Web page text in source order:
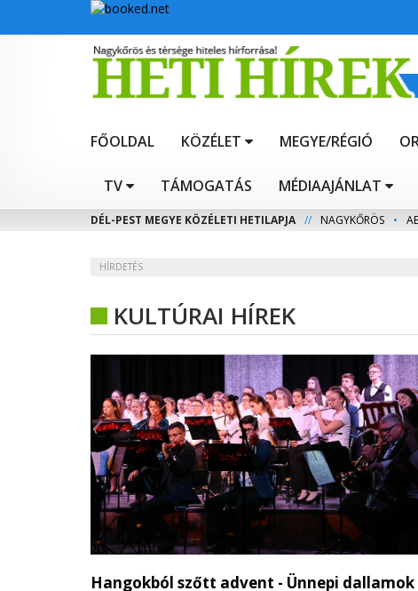
FŐOLDAL KÖZÉLET MEGYE/RÉGIÓ
TV TÁMOGATÁS MÉDIAAJÁNLAT
DÉL-PEST MEGYE KÖZÉLETI HETILAPJA // NAGYKŐRÖS •
HÍRDETÉS
KULTÚRAI HÍREK
Hangokból szőtt advent - Ünnepi dallamok